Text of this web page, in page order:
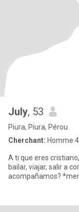
July, 53
Piura, Piura, Pérou
Cherchant: Homme
A ti que eres
bailar, viajar, salir a
acompañamos?